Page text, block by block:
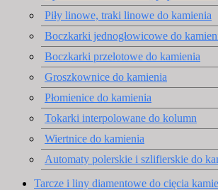
Piły linowe, traki linowe do kamienia
Boczkarki jednogłowicowe do
Boczkarki przelotowe do kamienia
Groszkownice do kamienia
Płomienice do kamienia
Tokarki interpolowane do kolumn
Wiertnice do kamienia
Automaty polerskie i szlifierskie do
Tarcze i liny diamentowe do cięcia